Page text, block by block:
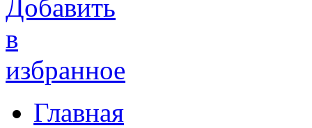
Главная